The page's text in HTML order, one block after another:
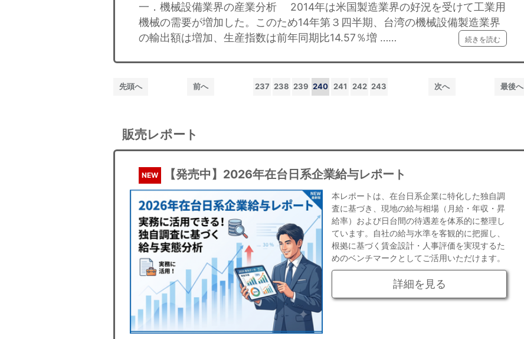
一．機械設備業界の産業分析 2014年は米国製造業界の好況を受けて工業用
機械の需要が増加した。このため14年第３四半期、台湾の機械設備製造業界
の輸出額は増加、生産指数は前年同期比14.57％増 ……
続きを読む
先頭へ 前へ 237 238 239 240 241 242 243 次へ 最後へ
販売レポート
NEW 【発売中】2026年在台日系企業給与レポート
本レポートは、在台日系企業に特化した独自調
査に基づき、現地の給与相場（月給・年収・昇
給率）および日台間の待遇差を体系的に整理し
ています。自社の給与水準を客観的に把握し、
根拠に基づく賃金設計・人事評価を実現するた
めのベンチマークとしてご活用いただけます。
詳細を見る